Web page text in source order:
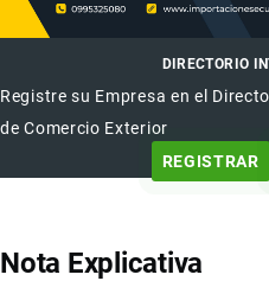
DIRECTORIO
Registre su Empresa en el
de Comercio Exterior
REGISTRAR
Nota Explicativa